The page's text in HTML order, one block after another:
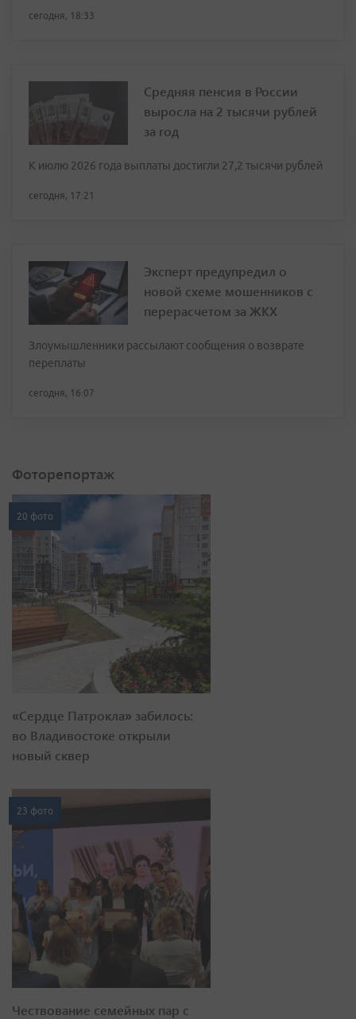
сегодня, 18:33
Средняя пенсия в России
выросла на 2 тысячи рублей
за год
К июлю 2026 года выплаты достигли 27,2 тысячи рублей
сегодня, 17:21
Эксперт предупредил о
новой схеме мошенников с
перерасчетом за ЖКХ
Злоумышленники рассылают сообщения о возврате
переплаты
сегодня, 16:07
Фоторепортаж
20 фото
«Сердце Патрокла» забилось:
во Владивостоке открыли
новый сквер
23 фото
Чествование семейных пар с